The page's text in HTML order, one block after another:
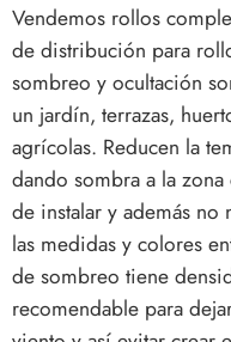
Vendemos rollos
de distribución para
sombreo y ocultación
un jardín, terrazas,
agrícolas. Reducen la
dando sombra a la
de instalar y además no
las medidas y colores
de sombreo tiene
recomendable para